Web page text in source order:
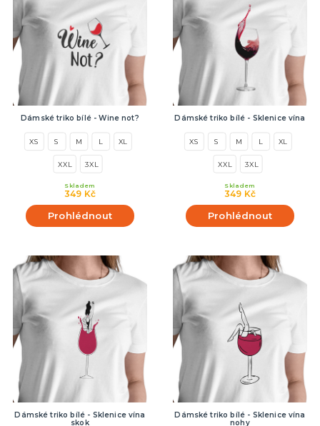
Dámské triko bílé - Wine not?
XS S M L XL
XXL 3XL
349 Kč
Skladem
Prohlédnout
Dámské triko bílé - Sklenice vína
XS S M L XL
XXL 3XL
349 Kč
Skladem
Prohlédnout
Dámské triko bílé - Sklenice vína
skok
Dámské triko bílé - Sklenice vína
nohy